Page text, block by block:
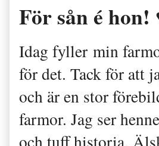
För sån é hon!
Idag fyller min
för det. Tack för att
och är en stor
farmor. Jag ser